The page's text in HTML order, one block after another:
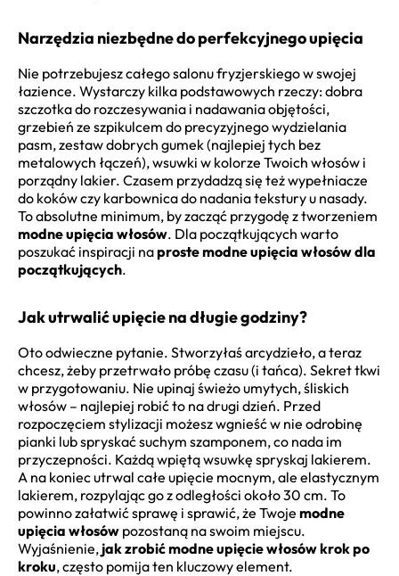
Narzędzia niezbędne do perfekcyjnego upięcia
Nie potrzebujesz całego salonu fryzjerskiego w swojej
łazience. Wystarczy kilka podstawowych rzeczy: dobra
szczotka do rozczesywania i nadawania objętości,
grzebień ze szpikulcem do precyzyjnego wydzielania
pasm, zestaw dobrych gumek (najlepiej tych bez
metalowych łączeń), wsuwki w kolorze Twoich włosów i
porządny lakier. Czasem przydadzą się też wypełniacze
do koków czy karbownica do nadania tekstury u nasady.
To absolutne minimum, by zacząć przygodę z tworzeniem
modne upięcia włosów. Dla początkujących warto
poszukać inspiracji naproste modne upięcia włosów dla
początkujących.
Jak utrwalić upięcie na długie godziny?
Oto odwieczne pytanie. Stworzyłaś arcydzieło, a teraz
chcesz, żeby przetrwało próbę czasu (i tańca). Sekret tkwi
w przygotowaniu. Nie upinaj świeżo umytych, śliskich
włosów – najlepiej robić to na drugi dzień. Przed
rozpoczęciem stylizacji możesz wgnieść w nie odrobinę
pianki lub spryskać suchym szamponem, co nada im
przyczepności. Każdą wpiętą wsuwkę spryskaj lakierem.
A na koniec utrwal całe upięcie mocnym, ale elastycznym
lakierem, rozpylając go z odległości około 30 cm. To
powinno załatwić sprawę i sprawić, że Twoje modne
upięcia włosów pozostaną na swoim miejscu.
Wyjaśnienie, jak zrobić modne upięcie włosów krok po
kroku, często pomija ten kluczowy element.